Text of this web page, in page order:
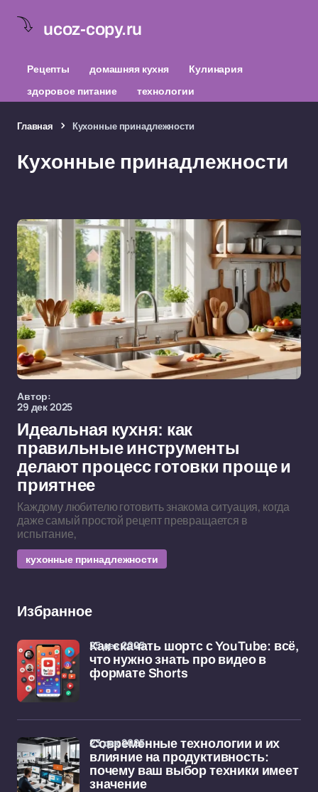
ucoz-copy.ru
Рецепты домашняя кухня
Кулинария
здоровое питание
технологии
Главная Кухонные принадлежности
Кухонные принадлежности
Автор:
29 дек 2025
Идеальная кухня: как
правильные инструменты
делают процесс готовки проще и
приятнее
Каждому любителю готовить знакома ситуация, когда
даже самый простой рецепт превращается в
испытание,
кухонные принадлежности
Избранное
Как скачать шортс с YouTube: всё,
что нужно знать про видео в
формате Shorts
25 дек 2025
Современные технологии и их
влияние на продуктивность:
почему ваш выбор техники имеет
значение
23 дек 2025